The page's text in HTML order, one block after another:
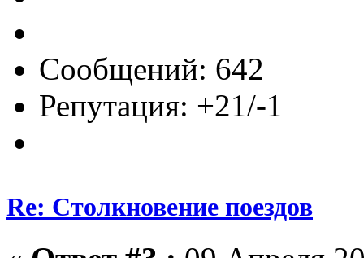
Сообщений: 642
Репутация: +21/-1
Re: Столкновение поездов